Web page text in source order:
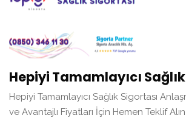
Hepiyi Tamamlayıcı
Hepiyi Tamamlayıcı Sağlık Sigortası
ve Avantajlı Fiyatları İçin Hemen Teklif